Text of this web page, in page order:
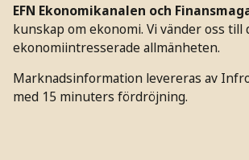
EFN Ekonomikanalen och
kunskap om ekonomi. Vi vänder oss till
ekonomiintresserade allmänheten.
Marknadsinformation levereras av
med 15 minuters fördröjning.